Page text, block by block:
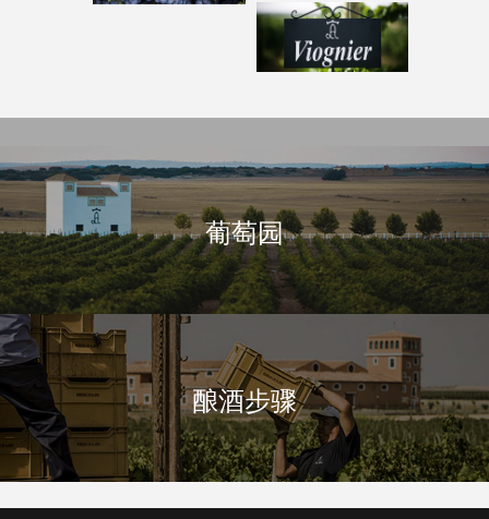
我们的酒厂
葡萄园
酿酒步骤